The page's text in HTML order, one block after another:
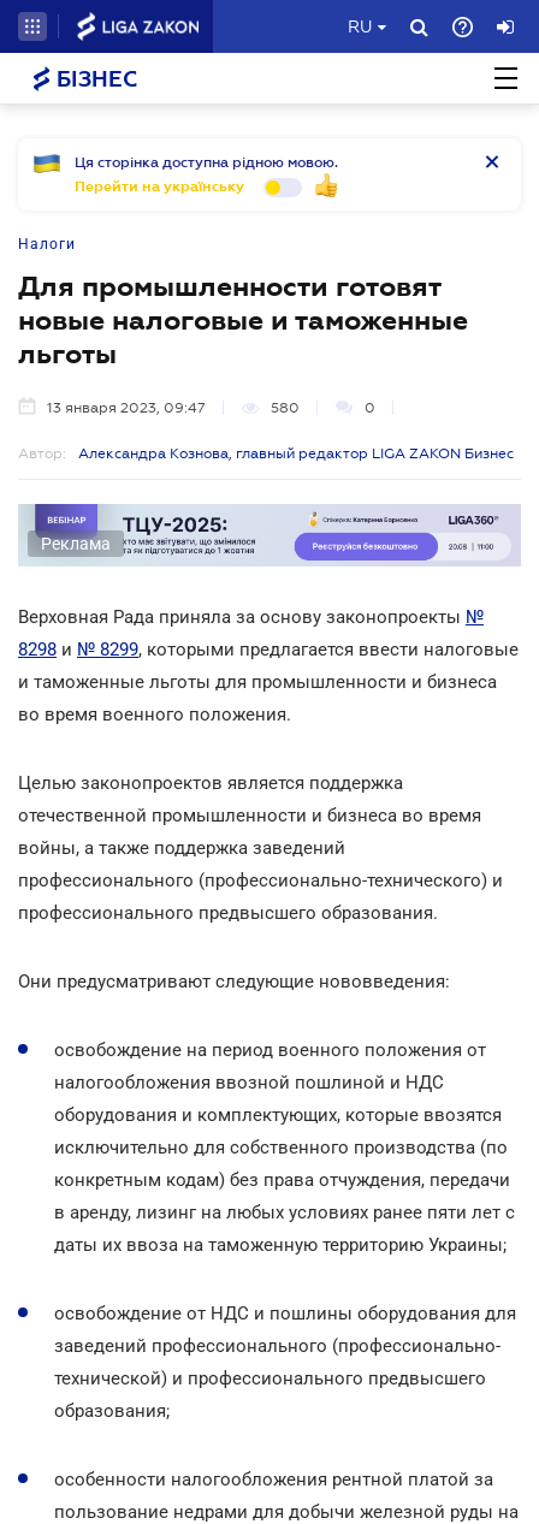
RU
БІЗНЕС
Ця сторінка доступна рідною мовою.
Перейти на українську
Налоги
Для промышленности готовят
новые налоговые и таможенные
льготы
13 января 2023, 09:47 580 0
Автор: Александра Кознова, главный редактор LIGA ZAKON Бизнес
Реклама
Верховная Рада приняла за основу законопроекты №
8298 и № 8299, которыми предлагается ввести налоговые
и таможенные льготы для промышленности и бизнеса
во время военного положения.
Целью законопроектов является поддержка
отечественной промышленности и бизнеса во время
войны, а также поддержка заведений
профессионального (профессионально-технического) и
профессионального предвысшего образования.
Они предусматривают следующие нововведения:
освобождение на период военного положения от
налогообложения ввозной пошлиной и НДС
оборудования и комплектующих, которые ввозятся
исключительно для собственного производства (по
конкретным кодам) без права отчуждения, передачи
в аренду, лизинг на любых условиях ранее пяти лет с
даты их ввоза на таможенную территорию Украины;
освобождение от НДС и пошлины оборудования для
заведений профессионального (профессионально-
технической) и профессионального предвысшего
образования;
особенности налогообложения рентной платой за
пользование недрами для добычи железной руды на